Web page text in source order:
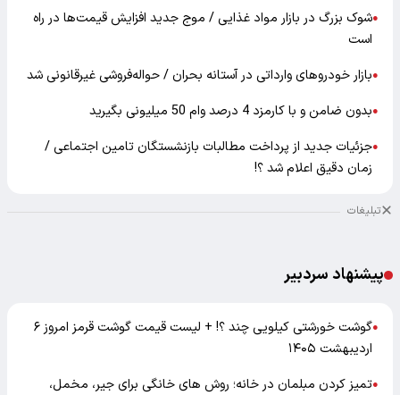
●شوک بزرگ در بازار مواد غذایی / موج جدید افزایش قیمت‌ها در راه
است
●بازار خودرو‌های وارداتی در آستانه بحران / حواله‌فروشی غیرقانونی شد
●بدون ضامن و با کارمزد 4 درصد وام 50 میلیونی بگیرید
●جزئیات جدید از پرداخت مطالبات بازنشستگان تامین اجتماعی /
زمان دقیق اعلام شد ؟!
تبلیغات
پیشنهاد سردبیر
●
گوشت خورشتی کیلویی چند ؟! + لیست قیمت گوشت قرمز امروز ۶
اردیبهشت ۱۴۰۵
●تمیز کردن مبلمان در خانه؛ روش های خانگی برای جیر، مخمل،